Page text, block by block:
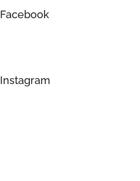
Facebook
Instagram